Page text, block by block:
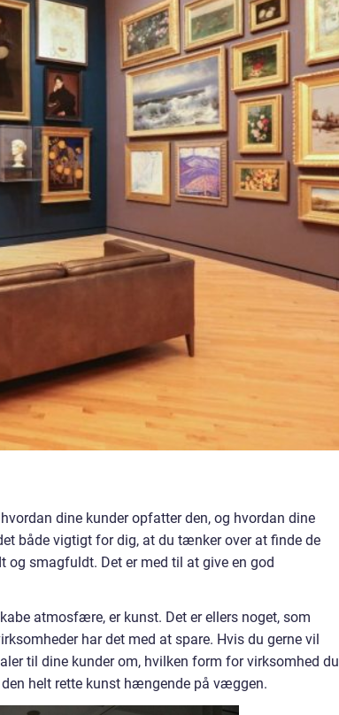
dine kunder opfatter den, og hvordan dine
både vigtigt for dig, at du tænker over at finde de
smagfuldt. Det er med til at give en god
atmosfære, er kunst. Det er ellers noget, som
har det med at spare. Hvis du gerne vil
til dine kunder om, hvilken form for virksomhed du
helt rette kunst hængende på væggen.